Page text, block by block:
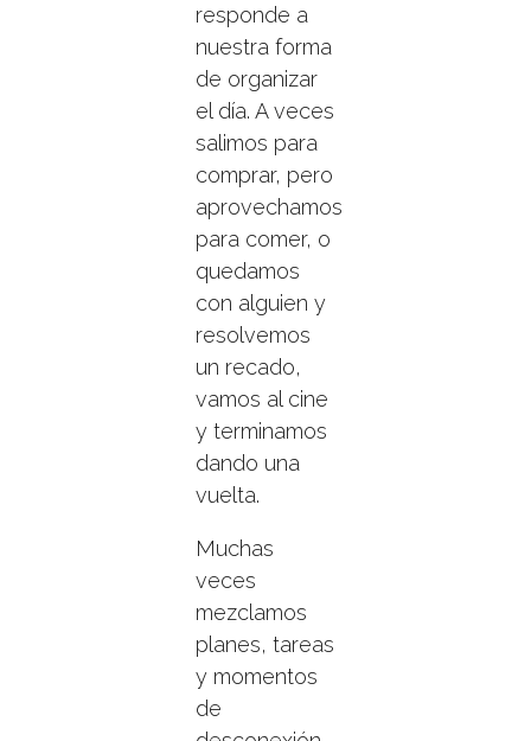
responde a
nuestra forma
de organizar
el día. A veces
salimos para
comprar, pero
aprovechamos
para comer, o
quedamos
con alguien y
resolvemos
un recado,
vamos al cine
y terminamos
dando una
vuelta.
Muchas
veces
mezclamos
planes, tareas
y momentos
de